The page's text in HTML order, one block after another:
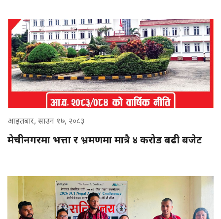
आइतबार, साउन १७, २०८३
मेचीनगरमा भत्ता र भ्रमणमा मात्रै ४ करोड बढी बजेट